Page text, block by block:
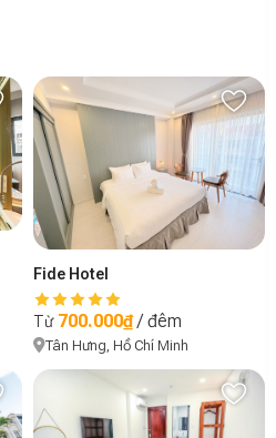
Fide Hotel
Từ 700.000₫/ đêm
Tân Hưng, Hồ Chí Minh